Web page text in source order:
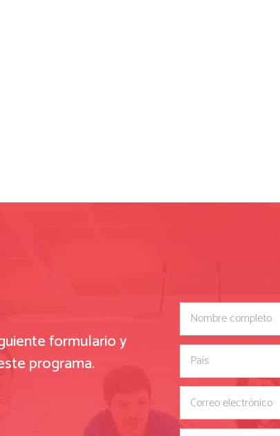
formulario y
programa.
Please
leave
this
field
empty.